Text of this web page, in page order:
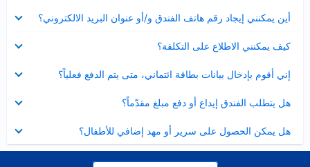
أين يمكنني إيجاد رقم هاتف الفندق و/أو عنوان البريد الالكتروني؟
عرض
مصغر
كيف يمكنني الاطلاع على التكلفة؟
مصغر
إني أقوم بإدخال بيانات بطاقة ائتماني، متى يتم الدفع فعلياً؟
مصغر
هل يتطلب الفندق إيداع أو دفع مبلغ مقدّماً؟
مصغر
هل يمكن الحصول على سرير أو مهد إضافي للأطفال؟
مصغر